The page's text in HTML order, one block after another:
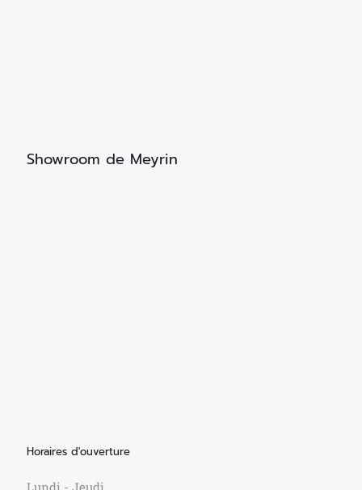
Showroom de Meyrin
Horaires d'ouverture
Lundi - Jeudi